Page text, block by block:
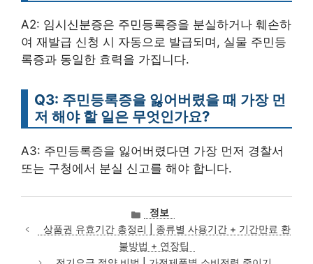
A2: 임시신분증은 주민등록증을 분실하거나 훼손하
여 재발급 신청 시 자동으로 발급되며, 실물 주민등
록증과 동일한 효력을 가집니다.
Q3: 주민등록증을 잃어버렸을 때 가장 먼
저 해야 할 일은 무엇인가요?
A3: 주민등록증을 잃어버렸다면 가장 먼저 경찰서
또는 구청에서 분실 신고를 해야 합니다.
카
테
고
리
정보
상품권 유효기간 총정리 | 종류별 사용기간 + 기간만료 환
불방법 + 연장팁